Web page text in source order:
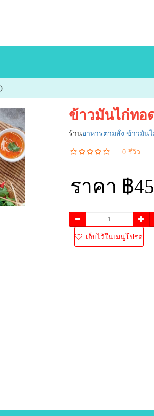
ข้าวมันไก่ทอ
ร้านอาหารตามสั่ง ข้าวมัน
0 รีวิว
ราคา ฿45
เก็บไว้ในเมนูโปรด